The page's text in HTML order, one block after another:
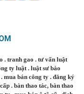
. tranh gao . tư vấn luật
ty luật. luật sư bào
. mua bán công ty. đăng ký
. bàn thao tác, bàn thao